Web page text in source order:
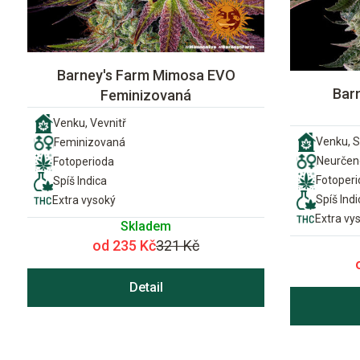
Barney's Farm Mimosa EVO
Feminizovaná
Venku, Vevnitř
Feminizovaná
Fotoperioda
Spíš Indica
Extra vysoký
Skladem
od 235 Kč321 Kč
Detail
Venku,
Spíš
Extra